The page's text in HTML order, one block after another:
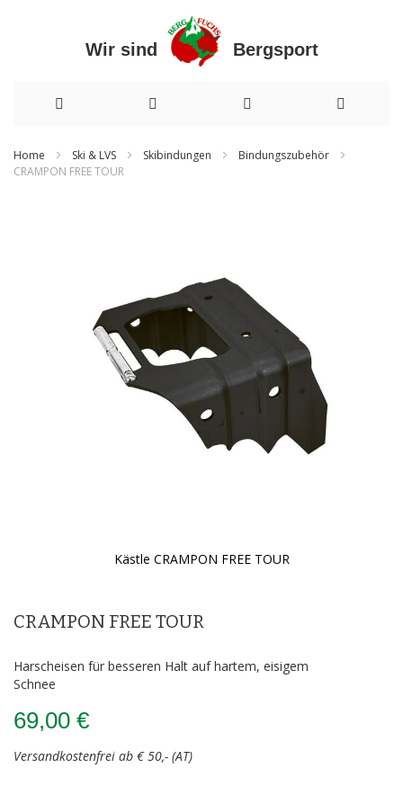
Wir sind Bergsport
zum
Home Ski & LVS Skibindungen
Bindungszubehör
CRAMPON FREE TOUR
Kästle CRAMPON FREE TOUR
der
CRAMPON FREE TOUR
Harscheisen für besseren Halt auf hartem, eisigem
Schnee
69,00 €
Versandkostenfrei ab € 50,- (AT)